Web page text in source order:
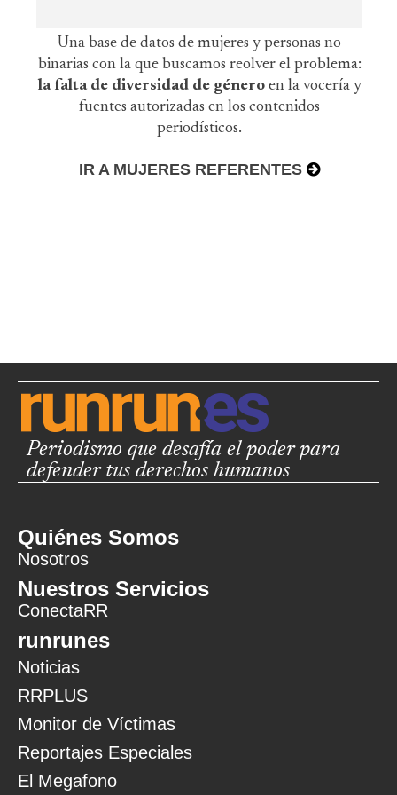
Una base de datos de mujeres y personas no
binarias con la que buscamos reolver el problema:
la falta de diversidad de género en la vocería y
fuentes autorizadas en los contenidos
periodísticos.
IR A MUJERES REFERENTES
Periodismo que desafía el poder para
defender tus derechos humanos
Quiénes Somos
Nosotros
Nuestros Servicios
ConectaRR
runrunes
Noticias
RRPLUS
Monitor de Víctimas
Reportajes Especiales
El Megafono